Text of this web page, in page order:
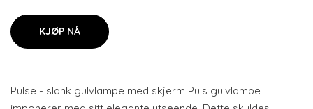
KJØP NÅ
Pulse - slank gulvlampe med skjerm Puls gulvlampe